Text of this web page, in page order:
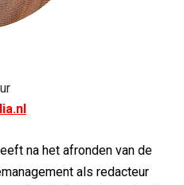
na het afronden van de
als redacteur